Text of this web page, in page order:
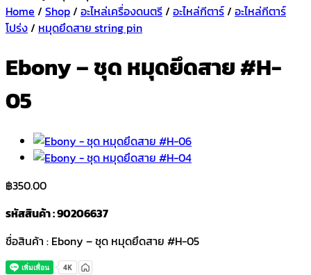
Home / Shop/ อะไหล่เครื่องดนตรี/ อะไหล่กีตาร์/ อะไหล่กีตาร์
โปร่ง/ หมุดยึดสาย string pin
Ebony – ชุด หมุดยึดสาย #H-
05
฿350.00
รหัสสินค้า : 90206637
ชื่อสินค้า : Ebony – ชุด หมุดยึดสาย #H-05